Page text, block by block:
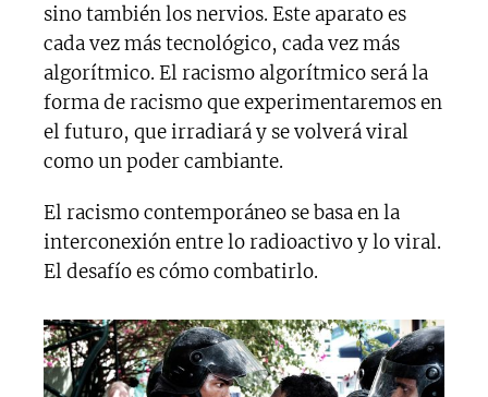
sino también los nervios. Este aparato es
cada vez más tecnológico, cada vez más
algorítmico. El racismo algorítmico será la
forma de racismo que experimentaremos en
el futuro, que irradiará y se volverá viral
como un poder cambiante.
El racismo contemporáneo se basa en la
interconexión entre lo radioactivo y lo viral.
El desafío es cómo combatirlo.